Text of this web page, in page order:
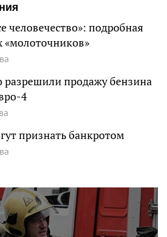
человечество»: подробная
«молоточников»
разрешили продажу бензина
4
признать банкротом